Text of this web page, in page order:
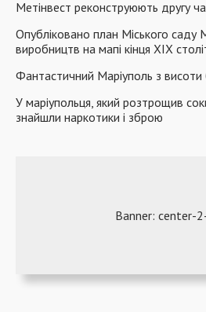
Метінвест реконструюють другу
Опубліковано план Міського саду
виробництв на мапі кінця ХІХ
Фантастичний Маріуполь з висоти
У маріупольця, який розтрощив
знайшли наркотики і зброю